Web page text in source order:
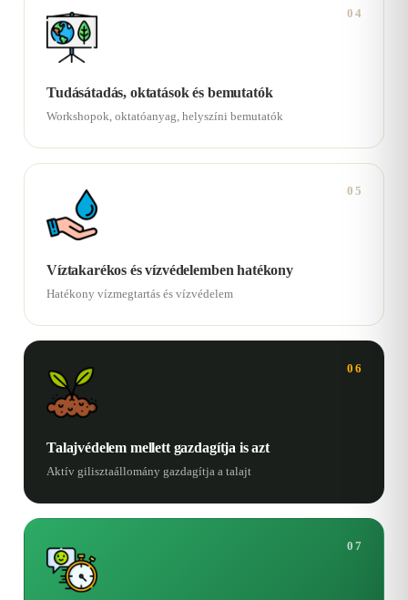
04
Tudásátadás, oktatások és bemutatók
Workshopok, oktatóanyag, helyszíni bemutatók
05
Víztakarékos és vízvédelemben hatékony
Hatékony vízmegtartás és vízvédelem
06
Talajvédelem mellett gazdagítja is azt
Aktív gilisztaállomány gazdagítja a talajt
07